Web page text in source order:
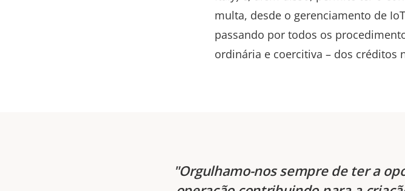
multa, desde o gerenciamento de
passando por todos os
ordinária e coercitiva – dos créditos
Orgulhamo-nos sempre de ter a